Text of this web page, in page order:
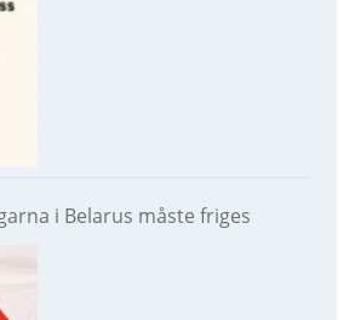
i Belarus måste friges